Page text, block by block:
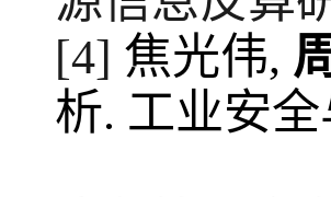
[4] 焦光伟,
析. 工业安